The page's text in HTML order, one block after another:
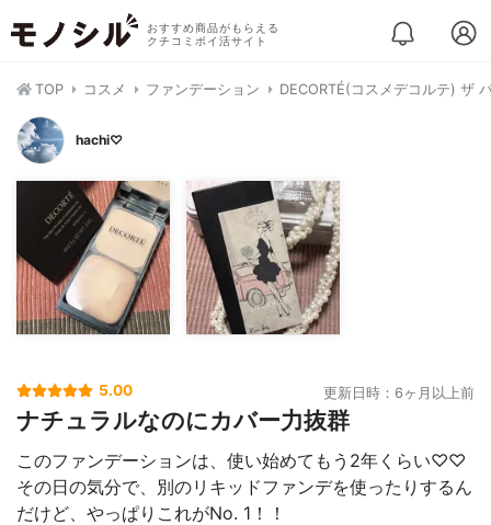
おすすめ商品がもらえる
クチコミポイ活サイト
TOP コスメ ファンデーション DECORTÉ(コスメデコルテ) ザ
hachi♡
5.00 更新日時：6ヶ月以上前
ナチュラルなのにカバー力抜群
このファンデーションは、使い始めてもう2年くらい♡♡
その日の気分で、別のリキッドファンデを使ったりするん
だけど、やっぱりこれがNo. 1！！